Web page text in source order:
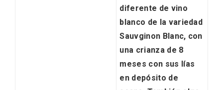
diferente de vino
blanco de la variedad
Sauvginon Blanc, con
una crianza de 8
meses con sus lías
en depósito de